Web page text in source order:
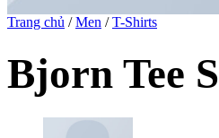
Trang chủ / Men / T-Shirts
Bjorn Tee